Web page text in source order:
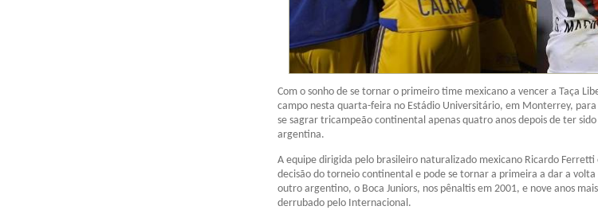
Com o sonho de se tornar o primeiro time mexicano a vencer a Taça
campo nesta quarta-feira no Estádio Universitário, em Monterrey,
se sagrar tricampeão continental apenas quatro anos depois de ter
argentina.
A equipe dirigida pelo brasileiro naturalizado mexicano Ricardo
decisão do torneio continental e pode se tornar a primeira a dar a volta
outro argentino, o Boca Juniors, nos pênaltis em 2001, e nove anos
derrubado pelo Internacional.